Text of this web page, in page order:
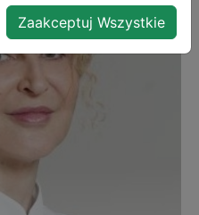
Zaakceptuj Wszystkie